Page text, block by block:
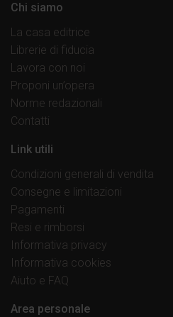
Chi siamo
La casa editrice
Librerie di fiducia
Lavora con noi
Proponi un’opera
Norme redazionali
Contatti
Link utili
Condizioni generali di vendita
Consegne e limitazioni
Pagamenti
Resi e rimborsi
Informativa privacy
Informativa cookies
Aiuto e FAQ
Area personale